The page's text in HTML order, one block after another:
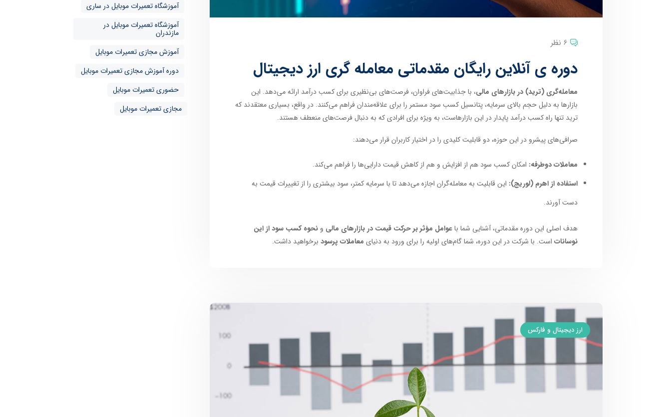
6 نظر
دوره ی آنلاین رایگان مقدماتی معامله گری ارز دیجیتال
معامله‌گری (ترید) در بازارهای مالی، با جذابیت‌های فراوان، فرصت‌های بی‌نظیری برای کسب درآمد ارائه می‌دهد. این
بازارها به دلیل حجم بالای سرمایه، پتانسیل کسب سود مستمر را برای علاقه‌مندان فراهم می‌کنند. در واقع، بسیاری معتقدند که
ترید تنها راه کسب درآمد پایدار در این بازارهاست، به ویژه برای افرادی که به دنبال فرصت‌های منعطف هستند.
صرافی‌های پیشرو در این حوزه، دو قابلیت کلیدی را در اختیار کاربران قرار می‌دهند:
معاملات دوطرفه: امکان کسب سود هم از افزایش و هم از کاهش قیمت دارایی‌ها را فراهم می‌کند.
استفاده از اهرم (لوریج): این قابلیت به معامله‌گران اجازه می‌دهد تا با سرمایه کمتر، سود بیشتری را از تغییرات قیمت به
دست آورند.
هدف اصلی این دوره مقدماتی، آشنایی شما باعوامل مؤثر بر حرکت قیمت در بازارهای مالی و نحوه کسب سود از این
نوسانات است. با شرکت در این دوره، شما گام‌های اولیه را برای ورود به دنیای معاملات پرسود برخواهید داشت.
ارز دیجیتال و فارکس
آموزشگاه تعمیرات موبایل در ساری
آموزشگاه تعمیرات موبایل در
مازندران
آموزش مجازی تعمیرات موبایل
دوره آموزش مجازی تعمیرات موبایل
حضوری تعمیرات موبایل
مجازی تعمیرات موبایل